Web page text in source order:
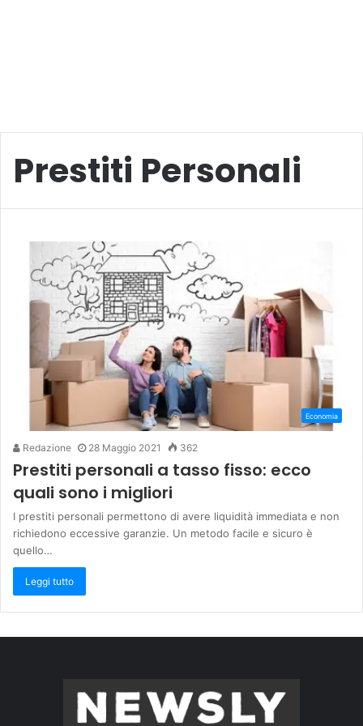
Prestiti Personali
Economia
Redazione 28 Maggio 2021 362
Prestiti personali a tasso fisso: ecco
quali sono i migliori
I prestiti personali permettono di avere liquidità immediata e non
richiedono eccessive garanzie. Un metodo facile e sicuro è
quello…
Leggi tutto